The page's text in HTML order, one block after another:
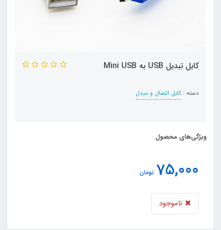
کابل تبدیل USB به Mini USB
دسته :کابل اتصال و مبدل
ویژگی‌های محصول
75,000 تومان
ناموجود